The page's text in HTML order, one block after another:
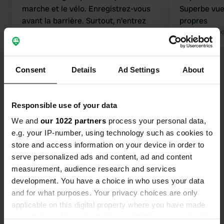
Consent Details Ad Settings About
Responsible use of your data
We and our 1022 partners process your personal data,
e.g. your IP-number, using technology such as cookies to
store and access information on your device in order to
serve personalized ads and content, ad and content
measurement, audience research and services
development. You have a choice in who uses your data
and for what purposes. Your privacy choices are only
applicable on this digital property where you have made
marche et le vélo. Enregistrez-vous
avant la barrière. Surtout, n'entrez
le point de téléphoner lorsque le
capitaine du port est arrivé. Il nous a
ne savions pas lire. Un homme très
arrogant et impoli. On nous a tout de
même autorisés à chercher un
emplacement. Nous sommes restés
deux jours. Nous aurions aimé rester
un jour de plus, mais le capitaine du
port a refusé. Court mais agréable.
Superbe
propres
Traduit par
Es-tu déjà venu ici ?
Contact